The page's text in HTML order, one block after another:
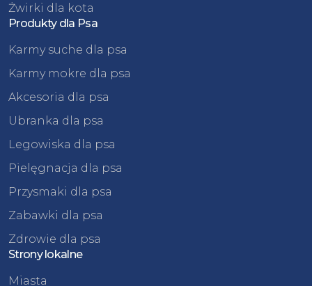
Żwirki dla kota
Produkty dla Psa
Karmy suche dla psa
Karmy mokre dla psa
Akcesoria dla psa
Ubranka dla psa
Legowiska dla psa
Pielęgnacja dla psa
Przysmaki dla psa
Zabawki dla psa
Zdrowie dla psa
Strony lokalne
Miasta